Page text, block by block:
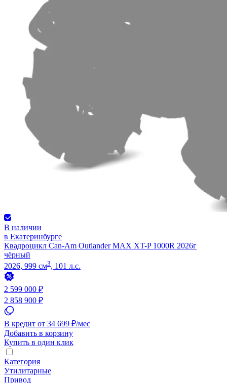
В наличии
в Екатеринбурге
Квадроцикл Can-Am Outlander MAX XT-P 1000R 2026г
чёрный
2026, 999 см3, 101 л.с.
2 599 000 ₽
2 858 900 ₽
В кредит от 34 699 ₽/мес
Добавить в корзину
Купить в один клик
Категория
Утилитарные
Привод